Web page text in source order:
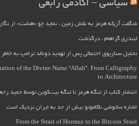
سیاسی – آکادمی رابعی
شگفت آن‌که هرمز به نقش زمین ، نماید چو «هشت» از
لیندزی گراهام ، درگذشت
تحلیل سناریوی احتمالی پس از تهدید دونالد ترامپ به خاطر
of the Divine Name “Allah”: From Calligraphy
to Architecture
انتشار کتاب از تنگه هرمز تا تنگه بیت‌کوین توسط حمید
اشاره ساتوشی ناکاموتو بیش از حد به ایران نزدیک است
From the Strait of Hormuz to the Bitcoin Strait